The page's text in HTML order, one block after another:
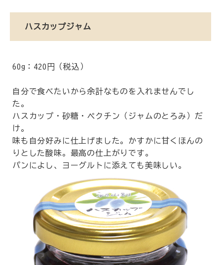
ハスカップジャム
60g：420円（税込）
自分で食べたいから余計なものを入れませんでし
た。
ハスカップ・砂糖・ペクチン（ジャムのとろみ）だ
け。
味も自分好みに仕上げました。かすかに甘くほんの
りとした酸味。最高の仕上がりです。
パンによし、ヨーグルトに添えても美味しい。